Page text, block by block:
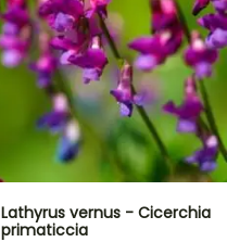
Lathyrus vernus - Cicerchia
primaticcia